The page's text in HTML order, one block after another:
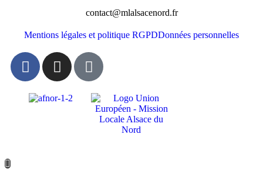
contact@mlalsacenord.fr
Mentions légales et politique RGPDDonnées personnelles